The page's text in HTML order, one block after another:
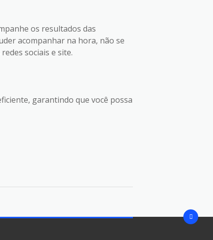
os resultados das
acompanhar na hora, não se
sociais e site.
garantindo que você possa